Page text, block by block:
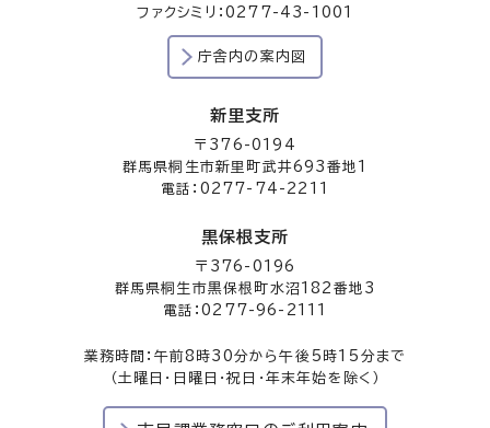
ファクシミリ：0277-43-1001
庁舎内の案内図
新里支所
〒376-0194
群馬県桐生市新里町武井693番地1
電話：0277-74-2211
黒保根支所
〒376-0196
群馬県桐生市黒保根町水沼182番地3
電話：0277-96-2111
業務時間：午前8時30分から午後5時15分まで
（土曜日・日曜日・祝日・年末年始を除く）